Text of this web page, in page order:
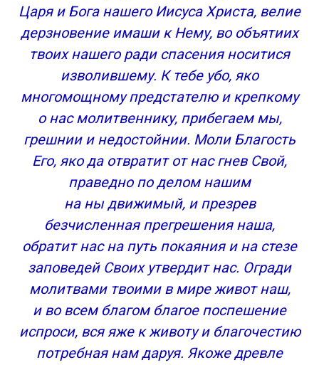
Царя и Бога нашего Иисуса Христа, велие
дерзновение имаши к Нему, во объятиих
твоих нашего ради спасения носитися
изволившему. К тебе убо, яко
многомощному предстателю и крепкому
о нас молитвеннику, прибегаем мы,
грешнии и недостойнии. Моли Благость
Его, яко да отвратит от нас гнев Свой,
праведно по делом нашим
на ны движимый, и презрев
безчисленная прегрешения наша,
обратит нас на путь покаяния и на стезе
заповедей Своих утвердит нас. Огради
молитвами твоими в мире живот наш,
и во всем благом благое поспешение
испроси, вся яже к животу и благочестию
потребная нам даруя. Якоже древле